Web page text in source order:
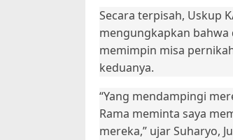
Secara terpisah, Uskup
mengungkapkan
memimpin misa
keduanya.
“Yang mendampingi
Rama meminta saya
mereka,” ujar Suharyo,